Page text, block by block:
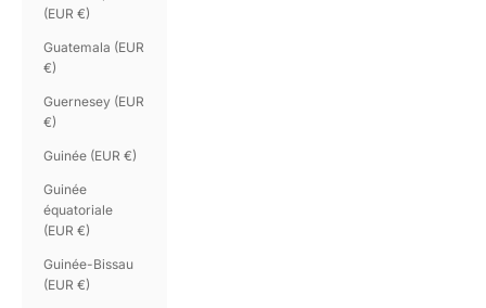
(EUR €)
Guatemala (EUR
€)
Guernesey (EUR
€)
Guinée (EUR €)
Guinée
équatoriale
(EUR €)
Guinée-Bissau
(EUR €)